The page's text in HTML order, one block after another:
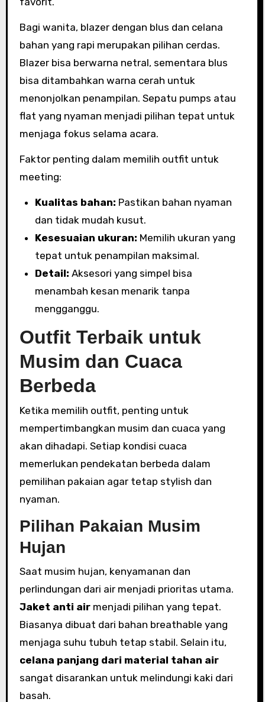
Bagi wanita, blazer dengan blus dan celana
bahan yang rapi merupakan pilihan cerdas.
Blazer bisa berwarna netral, sementara blus
bisa ditambahkan warna cerah untuk
menonjolkan penampilan. Sepatu pumps atau
flat yang nyaman menjadi pilihan tepat untuk
menjaga fokus selama acara.
Faktor penting dalam memilih outfit untuk
meeting:
Kualitas bahan: Pastikan bahan nyaman
dan tidak mudah kusut.
Kesesuaian ukuran: Memilih ukuran yang
tepat untuk penampilan maksimal.
Detail: Aksesori yang simpel bisa
menambah kesan menarik tanpa
mengganggu.
Outfit Terbaik untuk
Musim dan Cuaca
Berbeda
Ketika memilih outfit, penting untuk
mempertimbangkan musim dan cuaca yang
akan dihadapi. Setiap kondisi cuaca
memerlukan pendekatan berbeda dalam
pemilihan pakaian agar tetap stylish dan
nyaman.
Pilihan Pakaian Musim
Hujan
Saat musim hujan, kenyamanan dan
perlindungan dari air menjadi prioritas utama.
Jaket anti airmenjadi pilihan yang tepat.
Biasanya dibuat dari bahan breathable yang
menjaga suhu tubuh tetap stabil. Selain itu,
celana panjang dari material tahan air
sangat disarankan untuk melindungi kaki dari
basah.